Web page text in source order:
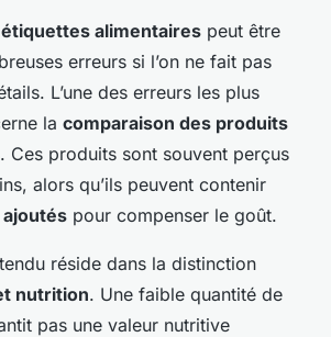
alimentaires peut être
erreurs si l’on ne fait pas
L’une des erreurs les plus
la comparaison des produits
. Ces produits sont souvent perçus
alors qu’ils peuvent contenir
pour compenser le goût.
réside dans la distinction
nutrition. Une faible quantité de
pas une valeur nutritive